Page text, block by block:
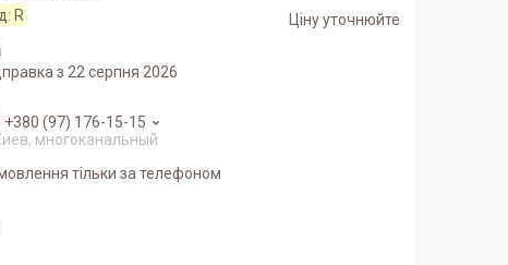
R
з 22 серпня 2026
Ціну уточнюйте
+380 (97) 176-15-15
многоканальный
тільки за телефоном